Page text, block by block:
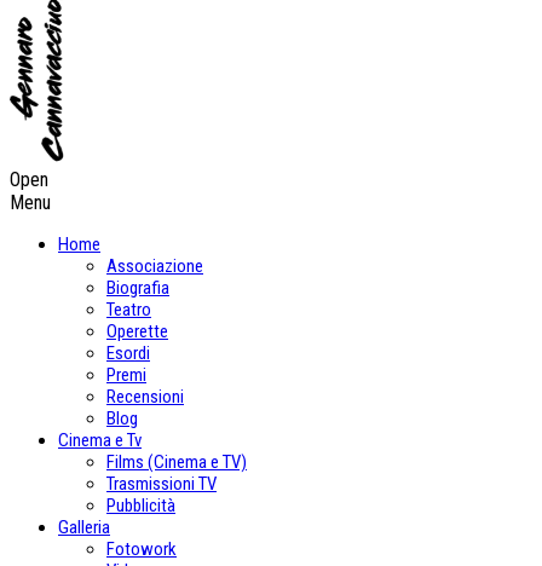
Open
Menu
Home
Associazione
Biografia
Teatro
Operette
Esordi
Premi
Recensioni
Blog
Cinema e Tv
Films (Cinema e TV)
Trasmissioni TV
Pubblicità
Galleria
Fotowork